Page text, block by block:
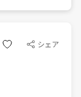
シェア